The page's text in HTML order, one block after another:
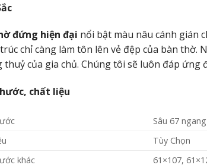
đứng hiện đại nổi bật màu nâu cánh gián
chỉ càng làm tôn lên vẻ đệp của bàn thờ.
thuỷ của gia chủ. Chúng tôi sẽ luôn đáp ứng
chất liệu
Sâu 67
Tùy Chọn
khác
61×107,